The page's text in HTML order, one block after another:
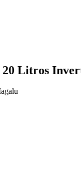
20 Litros